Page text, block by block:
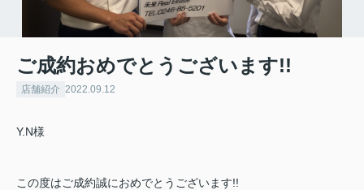
ご成約おめでとうございます!!
店舗紹介 2022.09.12
Y.N様
この度はご成約誠におめでとうございます!!